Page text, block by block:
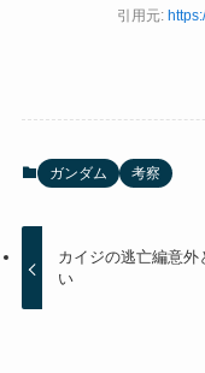
引用元:
ガンダム 考察
カイジの逃亡編意外
い